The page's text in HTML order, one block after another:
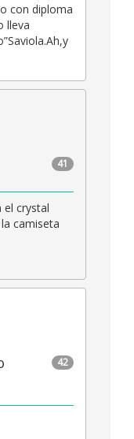
con diploma
lleva
41
el crystal
camiseta
42